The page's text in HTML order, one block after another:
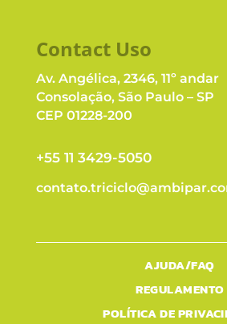
Contact Uso
Av. Angélica, 2346, 11º andar
Consolação, São Paulo – SP
CEP 01228-200
+55 11 3429-5050
AJUDA/FAQ
REGULAMENTO
POLÍTICA DE